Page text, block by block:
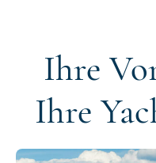
Ihre
Ihre